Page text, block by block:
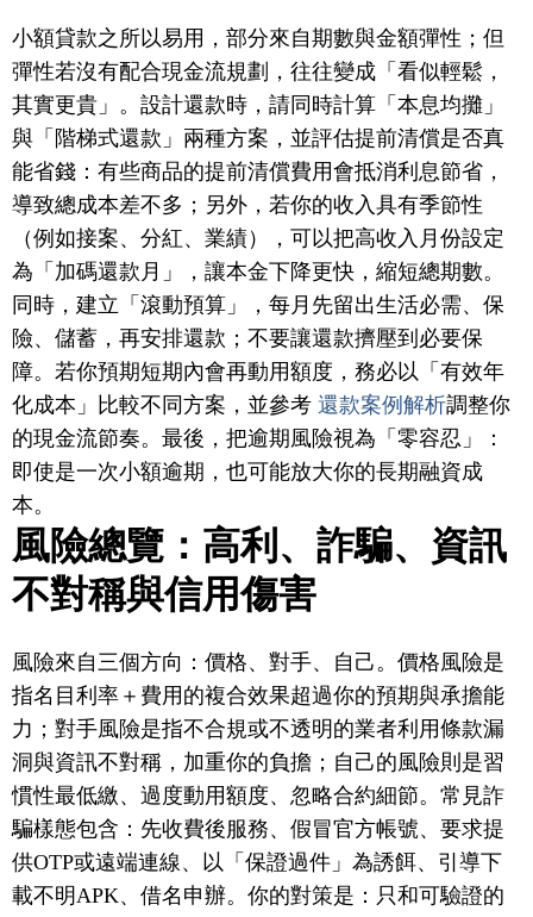
小額貸款之所以易用，部分來自期數與金額彈性；但
彈性若沒有配合現金流規劃，往往變成「看似輕鬆，
其實更貴」。設計還款時，請同時計算「本息均攤」
與「階梯式還款」兩種方案，並評估提前清償是否真
能省錢：有些商品的提前清償費用會抵消利息節省，
導致總成本差不多；另外，若你的收入具有季節性
（例如接案、分紅、業績），可以把高收入月份設定
為「加碼還款月」，讓本金下降更快，縮短總期數。
同時，建立「滾動預算」，每月先留出生活必需、保
險、儲蓄，再安排還款；不要讓還款擠壓到必要保
障。若你預期短期內會再動用額度，務必以「有效年
化成本」比較不同方案，並參考 還款案例解析調整你
的現金流節奏。最後，把逾期風險視為「零容忍」：
即使是一次小額逾期，也可能放大你的長期融資成
本。
風險總覽：高利、詐騙、資訊
不對稱與信用傷害
風險來自三個方向：價格、對手、自己。價格風險是
指名目利率＋費用的複合效果超過你的預期與承擔能
力；對手風險是指不合規或不透明的業者利用條款漏
洞與資訊不對稱，加重你的負擔；自己的風險則是習
慣性最低繳、過度動用額度、忽略合約細節。常見詐
騙樣態包含：先收費後服務、假冒官方帳號、要求提
供OTP或遠端連線、以「保證過件」為誘餌、引導下
載不明APK、借名申辦。你的對策是：只和可驗證的